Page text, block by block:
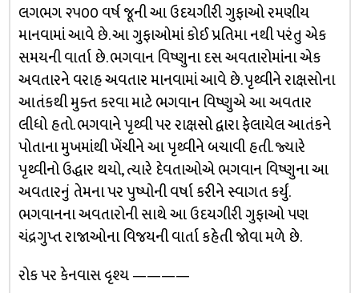
લગભગ ૨૫૦૦ વર્ષ જૂની આ ઉદયગીરી ગુફાઓ રમણીય
માનવામાં આવે છે. આ ગુફાઓમાં કોઈ પ્રતિમા નથી પરંતુ એક
સમયની વાર્તા છે. ભગવાન વિષ્ણુના દસ અવતારોમાંના એક
અવતારને વરાહ અવતાર માનવામાં આવે છે. પૃથ્વીને રાક્ષસોના
આતંકથી મુક્ત કરવા માટે ભગવાન વિષ્ણુએ આ અવતાર
લીધો હતો. ભગવાને પૃથ્વી પર રાક્ષસો દ્વારા ફેલાયેલ આતંકને
પોતાના મુખમાંથી ખેંચીને આ પૃથ્વીને બચાવી હતી. જ્યારે
પૃથ્વીનો ઉદ્ધાર થયો, ત્યારે દેવતાઓએ ભગવાન વિષ્ણુના આ
અવતારનું તેમના પર પુષ્પોની વર્ષા કરીને સ્વાગત કર્યું.
ભગવાનના અવતારોની સાથે આ ઉદયગીરી ગુફાઓ પણ
ચંદ્રગુપ્ત રાજાઓના વિજયની વાર્તા કહેતી જોવા મળે છે.
રોક પર કેનવાસ દૃશ્ય ————